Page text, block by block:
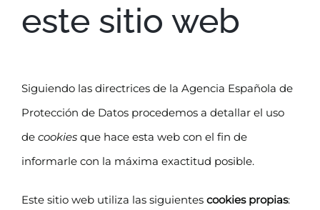
este sitio web
Siguiendo las directrices de la Agencia Española de
Protección de Datos procedemos a detallar el uso
de cookies que hace esta web con el fin de
informarle con la máxima exactitud posible.
Este sitio web utiliza las siguientes cookies propias: